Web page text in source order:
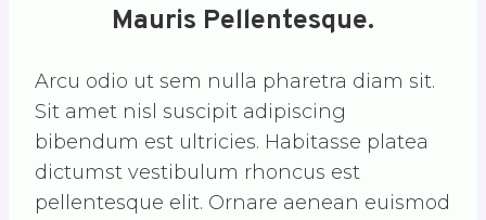
Mauris Pellentesque.
Arcu odio ut sem nulla pharetra diam sit.
Sit amet nisl suscipit adipiscing
bibendum est ultricies. Habitasse platea
dictumst vestibulum rhoncus est
pellentesque elit. Ornare aenean euismod